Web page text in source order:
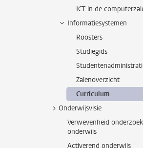
ICT in de
Informatiesystemen
Roosters
Studiegids
Zalenoverzicht
Curriculum
Onderwijsvisie
Verwevenheid
onderwijs
Activerend onderwijs